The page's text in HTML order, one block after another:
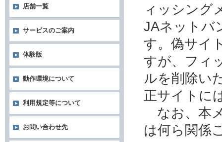
ィッシング
JAネットバ
す。偽サイ
すが、フィ
ルを削除い
正サイトに
なお、本
は何ら関係
店舗一覧
サービスのご案内
体験版
動作環境について
利用規定等について
お問い合わせ先